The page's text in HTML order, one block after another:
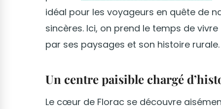
idéal pour les voyageurs en quête de
sincères. Ici, on prend le temps de
par ses paysages et son histoire rurale.
Un centre paisible chargé
Le cœur de Florac se découvre